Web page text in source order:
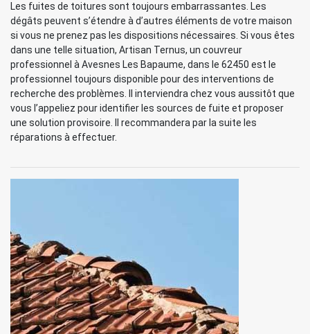
Les fuites de toitures sont toujours embarrassantes. Les
dégâts peuvent s’étendre à d’autres éléments de votre maison
si vous ne prenez pas les dispositions nécessaires. Si vous êtes
dans une telle situation, Artisan Ternus, un couvreur
professionnel à Avesnes Les Bapaume, dans le 62450 est le
professionnel toujours disponible pour des interventions de
recherche des problèmes. Il interviendra chez vous aussitôt que
vous l’appeliez pour identifier les sources de fuite et proposer
une solution provisoire. Il recommandera par la suite les
réparations à effectuer.